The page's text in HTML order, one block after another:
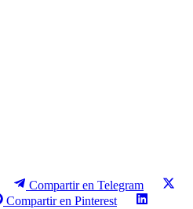
Compartir en Telegram
Compartir en Pinterest